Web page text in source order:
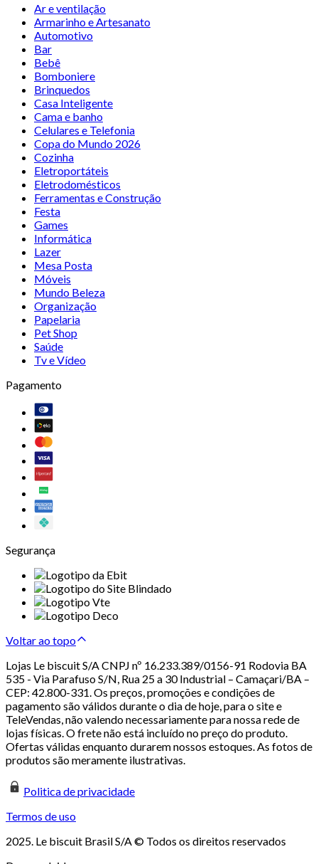
Ar e ventilação
Armarinho e Artesanato
Automotivo
Bar
Bebê
Bomboniere
Brinquedos
Casa Inteligente
Cama e banho
Celulares e Telefonia
Copa do Mundo 2026
Cozinha
Eletroportáteis
Eletrodomésticos
Ferramentas e Construção
Festa
Games
Informática
Lazer
Mesa Posta
Móveis
Mundo Beleza
Organização
Papelaria
Pet Shop
Saúde
Tv e Vídeo
Pagamento
Segurança
Voltar ao topo
Lojas Le biscuit S/A CNPJ nº 16.233.389/0156-91 Rodovia BA
535 - Via Parafuso S/N, Rua 25 a 30 Industrial – Camaçari/BA –
CEP: 42.800-331. Os preços, promoções e condições de
pagamento são válidos durante o dia de hoje, para o site e
TeleVendas, não valendo necessariamente para nossa rede de
lojas físicas. O frete não está incluído no preço do produto.
Ofertas válidas enquanto durarem nossos estoques. As fotos de
produtos são meramente ilustrativas.
Politica de privacidade
Termos de uso
2025. Le biscuit Brasil S/A © Todos os direitos reservados